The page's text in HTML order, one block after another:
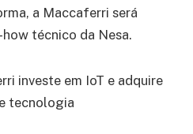
a Maccaferri será
técnico da Nesa.